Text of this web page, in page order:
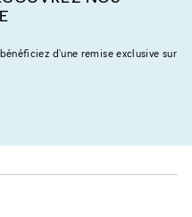
d'une remise exclusive sur